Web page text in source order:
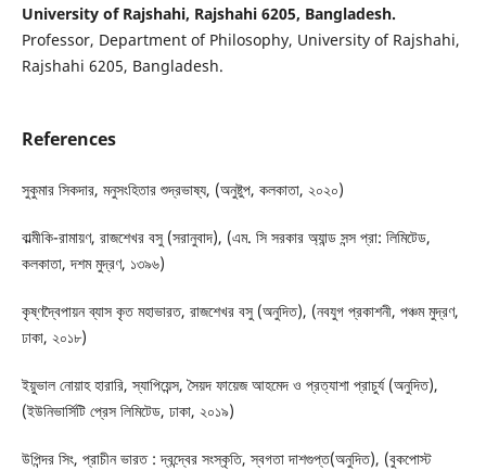
University of Rajshahi, Rajshahi 6205, Bangladesh.
Professor, Department of Philosophy, University of Rajshahi,
Rajshahi 6205, Bangladesh.
References
সুকুমার সিকদার, মনুসংহিতার শুদ্রভাষ্য, (অনুষ্টুপ, কলকাতা, ২০২০)
বাল্মীকি-রামায়ণ, রাজশেখর বসু (সরানুবাদ), (এম. সি সরকার অ্যান্ড সন্স প্রা: লিমিটেড,
কলকাতা, দশম মুদ্রণ, ১৩৯৬)
কৃষ্ণদ্বৈপায়ন ব্যাস কৃত মহাভারত, রাজশেখর বসু (অনুদিত), (নবযুগ প্রকাশনী, পঞ্চম মুদ্রণ,
ঢাকা, ২০১৮)
ইয়ুভাল নোয়াহ হারারি, স্যাপিয়েন্স, সৈয়দ ফায়েজ আহমেদ ও প্রত্যাশা প্রাচুর্য (অনুদিত),
(ইউনিভার্সিটি প্রেস লিমিটেড, ঢাকা, ২০১৯)
উপিন্দর সিং, প্রাচীন ভারত : দ্বন্দ্বের সংস্কৃতি, স্বগতা দাশগুপ্ত(অনুদিত), (বুকপোস্ট